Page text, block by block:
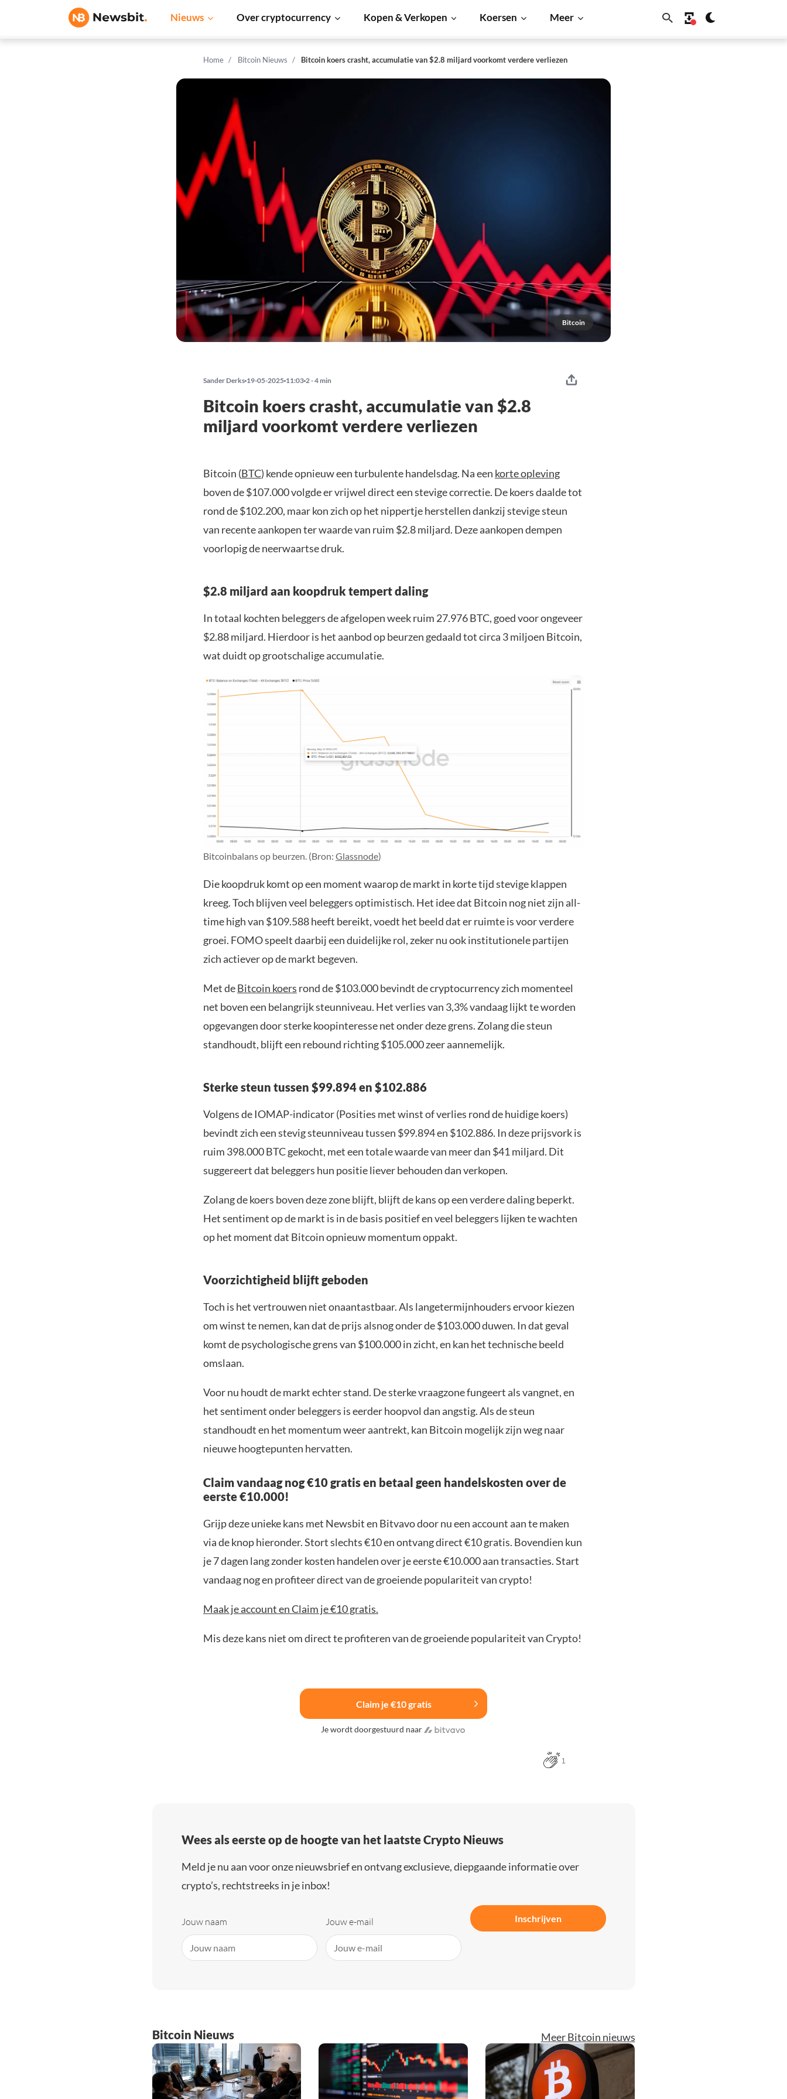
Nieuws Over cryptocurrency Kopen & Verkopen Koersen Meer
Home Bitcoin Nieuws Bitcoin koers crasht, accumulatie van $2.8 miljard voorkomt verdere verliezen
Bitcoin
Sander Derks 19-05-2025 11:03 2 - 4 min
Bitcoin koers crasht, accumulatie van $2.8
miljard voorkomt verdere verliezen
Bitcoin (BTC) kende opnieuw een turbulente handelsdag. Na een korte opleving
boven de $107.000 volgde er vrijwel direct een stevige correctie. De koers daalde tot
rond de $102.200, maar kon zich op het nippertje herstellen dankzij stevige steun
van recente aankopen ter waarde van ruim $2.8 miljard. Deze aankopen dempen
voorlopig de neerwaartse druk.
$2.8 miljard aan koopdruk tempert daling
In totaal kochten beleggers de afgelopen week ruim 27.976 BTC, goed voor ongeveer
$2.88 miljard. Hierdoor is het aanbod op beurzen gedaald tot circa 3 miljoen Bitcoin,
wat duidt op grootschalige accumulatie.
Bitcoinbalans op beurzen. (Bron: Glassnode)
Die koopdruk komt op een moment waarop de markt in korte tijd stevige klappen
kreeg. Toch blijven veel beleggers optimistisch. Het idee dat Bitcoin nog niet zijn all-
time high van $109.588 heeft bereikt, voedt het beeld dat er ruimte is voor verdere
groei. FOMO speelt daarbij een duidelijke rol, zeker nu ook institutionele partijen
zich actiever op de markt begeven.
Met deBitcoin koers rond de $103.000 bevindt de cryptocurrency zich momenteel
net boven een belangrijk steunniveau. Het verlies van 3,3% vandaag lijkt te worden
opgevangen door sterke koopinteresse net onder deze grens. Zolang die steun
standhoudt, blijft een rebound richting $105.000 zeer aannemelijk.
Sterke steun tussen $99.894 en $102.886
Volgens de IOMAP-indicator (Posities met winst of verlies rond de huidige koers)
bevindt zich een stevig steunniveau tussen $99.894 en $102.886. In deze prijsvork is
ruim 398.000 BTC gekocht, met een totale waarde van meer dan $41 miljard. Dit
suggereert dat beleggers hun positie liever behouden dan verkopen.
Zolang de koers boven deze zone blijft, blijft de kans op een verdere daling beperkt.
Het sentiment op de markt is in de basis positief en veel beleggers lijken te wachten
op het moment dat Bitcoin opnieuw momentum oppakt.
Voorzichtigheid blijft geboden
Toch is het vertrouwen niet onaantastbaar. Als langetermijnhouders ervoor kiezen
om winst te nemen, kan dat de prijs alsnog onder de $103.000 duwen. In dat geval
komt de psychologische grens van $100.000 in zicht, en kan het technische beeld
omslaan.
Voor nu houdt de markt echter stand. De sterke vraagzone fungeert als vangnet, en
het sentiment onder beleggers is eerder hoopvol dan angstig. Als de steun
standhoudt en het momentum weer aantrekt, kan Bitcoin mogelijk zijn weg naar
nieuwe hoogtepunten hervatten.
Claim vandaag nog €10 gratis en betaal geen handelskosten over de
eerste €10.000!
Grijp deze unieke kans met Newsbit en Bitvavo door nu een account aan te maken
via de knop hieronder. Stort slechts €10 en ontvang direct €10 gratis. Bovendien kun
je 7 dagen lang zonder kosten handelen over je eerste €10.000 aan transacties. Start
vandaag nog en profiteer direct van de groeiende populariteit van crypto!
Maak je account en Claim je €10 gratis.
Mis deze kans niet om direct te profiteren van de groeiende populariteit van Crypto!
Claim je €10 gratis
Je wordt doorgestuurd naar
1
Wees als eerste op de hoogte van het laatste Crypto Nieuws
Meld je nu aan voor onze nieuwsbrief en ontvang exclusieve, diepgaande informatie over
crypto’s, rechtstreeks in je inbox!
Jouw naam Jouw e-mail Inschrijven
Bitcoin Nieuws Meer Bitcoin nieuws